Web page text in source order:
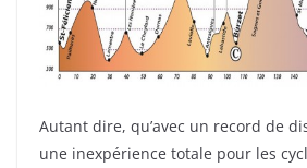
Autant dire, qu’avec un record de
une inexpérience totale pour les